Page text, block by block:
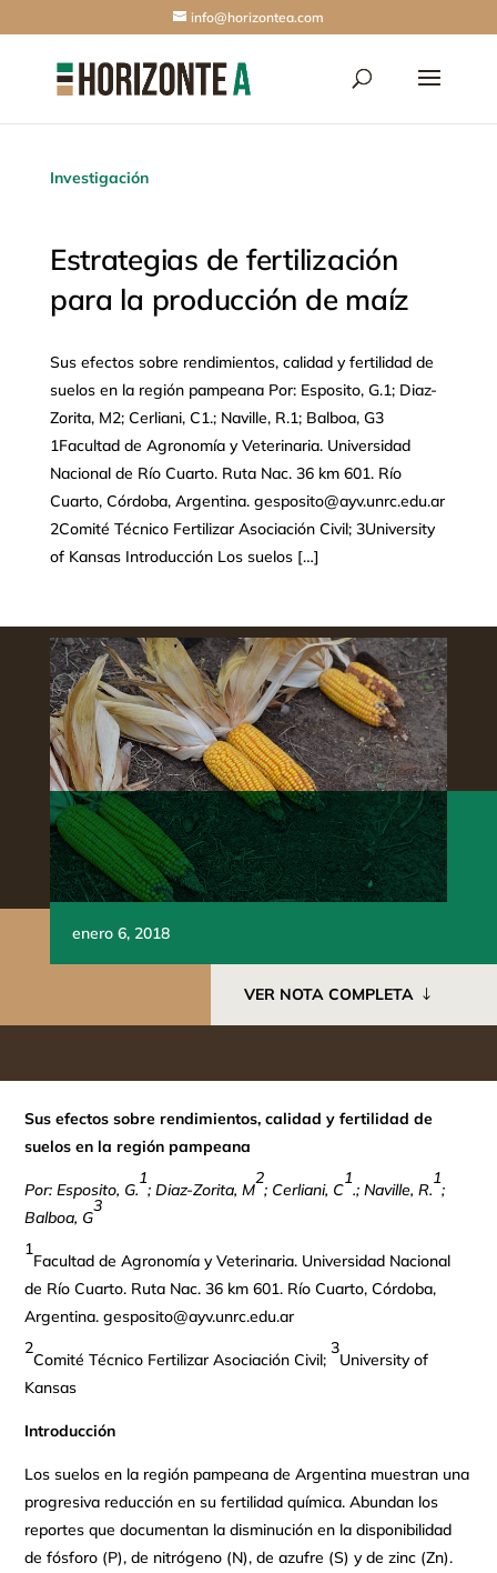
info@horizontea.com
Investigación
Estrategias de fertilización
para la producción de maíz
Sus efectos sobre rendimientos, calidad y fertilidad de
suelos en la región pampeana Por: Esposito, G.1; Diaz-
Zorita, M2; Cerliani, C1.; Naville, R.1; Balboa, G3
1Facultad de Agronomía y Veterinaria. Universidad
Nacional de Río Cuarto. Ruta Nac. 36 km 601. Río
Cuarto, Córdoba, Argentina. gesposito@ayv.unrc.edu.ar
2Comité Técnico Fertilizar Asociación Civil; 3University
of Kansas Introducción Los suelos […]
enero 6, 2018
VER NOTA COMPLETA
Sus efectos sobre rendimientos, calidad y fertilidad de
suelos en la región pampeana
Por: Esposito, G.
1
; Diaz-Zorita, M
2
; Cerliani, C
1
.; Naville, R.
1
;
Balboa, G
3
1
Facultad de Agronomía y Veterinaria. Universidad Nacional
de Río Cuarto. Ruta Nac. 36 km 601. Río Cuarto, Córdoba,
Argentina. gesposito@ayv.unrc.edu.ar
2
Comité Técnico Fertilizar Asociación Civil;
3
University of
Kansas
Introducción
Los suelos en la región pampeana de Argentina muestran una
progresiva reducción en su fertilidad química. Abundan los
reportes que documentan la disminución en la disponibilidad
de fósforo (P), de nitrógeno (N), de azufre (S) y de zinc (Zn).